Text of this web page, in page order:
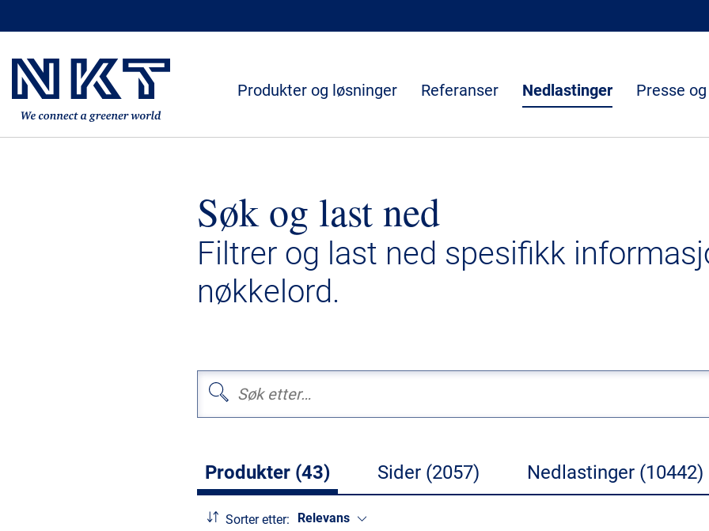
Produkter og løsninger Referanser Nedlastinger Presse
Søk og last ned
Filtrer og last ned spesifikk
nøkkelord.
Produkter (43) Sider (2057) Nedlastinger (10442)
Sorter etter: Relevans